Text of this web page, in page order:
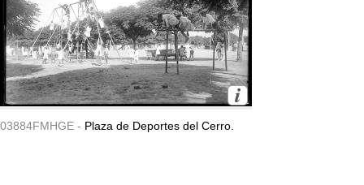
03884FMHGE - Plaza de Deportes del Cerro.